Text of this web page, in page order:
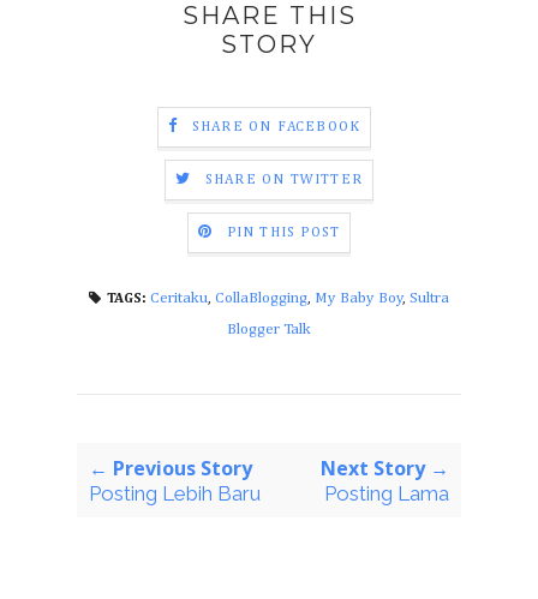
SHARE THIS
STORY
SHARE ON FACEBOOK
SHARE ON TWITTER
PIN THIS POST
TAGS: Ceritaku, CollaBlogging, My Baby Boy, Sultra
Blogger Talk
← Previous Story
Posting Lebih Baru
Next Story →
Posting Lama